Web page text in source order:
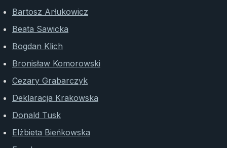
Bartosz Arłukowicz
Beata Sawicka
Bogdan Klich
Bronisław Komorowski
Cezary Grabarczyk
Deklaracja Krakowska
Donald Tusk
Elżbieta Bieńkowska